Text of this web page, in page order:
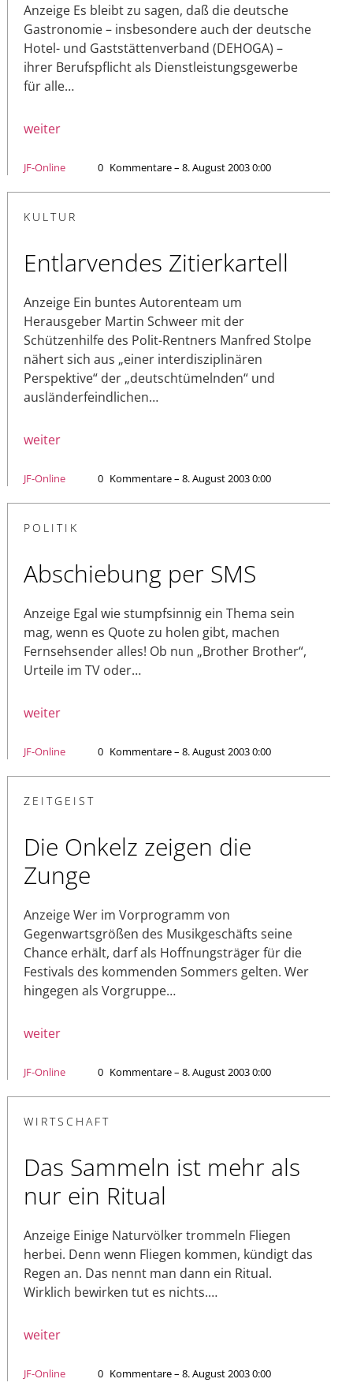
Anzeige Es bleibt zu sagen, daß die deutsche
Gastronomie – insbesondere auch der deutsche
Hotel- und Gaststättenverband (DEHOGA) –
ihrer Berufspflicht als Dienstleistungsgewerbe
für alle…
weiter
JF-Online 0 Kommentare – 8. August 2003 0:00
KULTUR
Entlarvendes Zitierkartell
Anzeige Ein buntes Autorenteam um
Herausgeber Martin Schweer mit der
Schützenhilfe des Polit-Rentners Manfred Stolpe
nähert sich aus „einer interdisziplinären
Perspektive“ der „deutschtümelnden“ und
ausländerfeindlichen…
weiter
JF-Online 0 Kommentare – 8. August 2003 0:00
POLITIK
Abschiebung per SMS
Anzeige Egal wie stumpfsinnig ein Thema sein
mag, wenn es Quote zu holen gibt, machen
Fernsehsender alles! Ob nun „Brother Brother“,
Urteile im TV oder…
weiter
JF-Online 0 Kommentare – 8. August 2003 0:00
ZEITGEIST
Die Onkelz zeigen die
Zunge
Anzeige Wer im Vorprogramm von
Gegenwartsgrößen des Musikgeschäfts seine
Chance erhält, darf als Hoffnungsträger für die
Festivals des kommenden Sommers gelten. Wer
hingegen als Vorgruppe…
weiter
JF-Online 0 Kommentare – 8. August 2003 0:00
WIRTSCHAFT
Das Sammeln ist mehr als
nur ein Ritual
Anzeige Einige Naturvölker trommeln Fliegen
herbei. Denn wenn Fliegen kommen, kündigt das
Regen an. Das nennt man dann ein Ritual.
Wirklich bewirken tut es nichts.…
weiter
JF-Online 0 Kommentare – 8. August 2003 0:00